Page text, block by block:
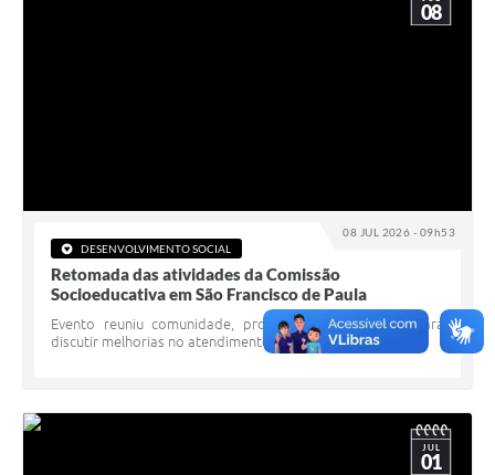
08 JUL 2026 - 09h53
08
DESENVOLVIMENTO SOCIAL
Retomada das atividades da Comissão
Socioeducativa em São Francisco de Paula
Evento reuniu comunidade, profissionais e gestores para
discutir melhorias no atendimento socioeducativo
JUL
01